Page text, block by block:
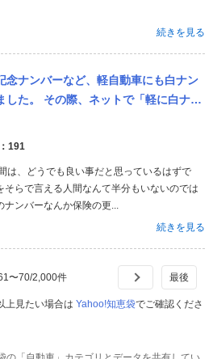
続きを見る
念ナンバーなど、軽自動車にも白ナン
した。 その際、ネットで「軽に白ナン
論争がありましたが、その時に白ナ
191
らで言える人間なんて半分もいないのでは
ナンバーなんか保険の更...
続きを見る
〜70/2,000件
上見たい場合は Yahoo!知恵袋でご確認くださ